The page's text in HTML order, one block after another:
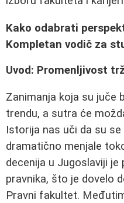
Kako odabrati
Kompletan vodič za
Uvod: Promenljivost
Zanimanja koja su juče
trendu, a sutra će
Istorija nas uči da su
dramatično menjale
decenija u Jugoslaviji
pravnika, što je dovelo
Pravni fakultet.